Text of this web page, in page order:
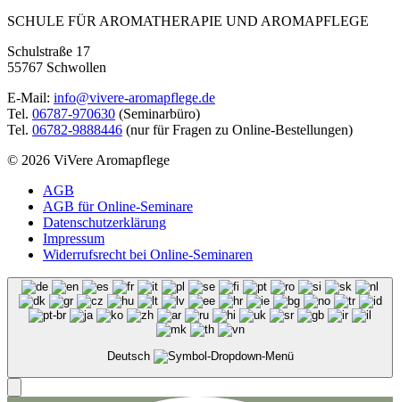
SCHULE FÜR AROMATHERAPIE UND AROMAPFLEGE
Schulstraße 17
55767 Schwollen
E-Mail: info@vivere-aromapflege.de
Tel. 06787-970630 (Seminarbüro)
Tel. 06782-9888446 (nur für Fragen zu Online-Bestellungen)
© 2026 ViVere Aromapflege
AGB
AGB für Online-Seminare
Datenschutzerklärung
Impressum
Widerrufsrecht bei Online-Seminaren
Deutsch